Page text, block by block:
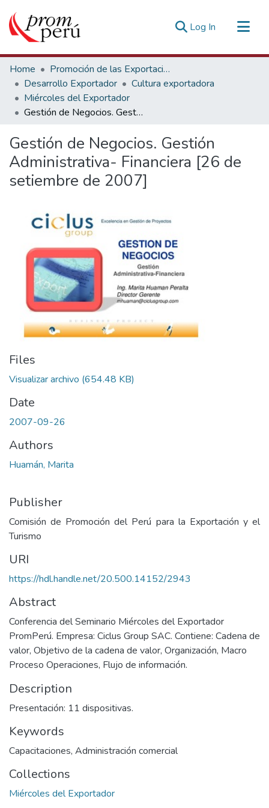
Log In (current)
Communities & Collections
All of DSpace
Statistics
Estadísticas Externas
Home
Promoción de las Exportaciones
Desarrollo Exportador
Cultura exportadora
Miércoles del Exportador
Gestión de Negocios. Gestión Administrativa- Financiera [26 de setiembre de 2007]
Gestión de Negocios. Gestión
Administrativa- Financiera [26 de
setiembre de 2007]
Files
Visualizar archivo (654.48 KB)
Date
2007-09-26
Authors
Huamán, Marita
Publisher
Comisión de Promoción del Perú para la Exportación y el
Turismo
URI
https://hdl.handle.net/20.500.14152/2943
Abstract
Conferencia del Seminario Miércoles del Exportador
PromPerú. Empresa: Ciclus Group SAC. Contiene: Cadena de
valor, Objetivo de la cadena de valor, Organización, Macro
Proceso Operaciones, Flujo de información.
Description
Presentación: 11 dispositivas.
Keywords
Capacitaciones, Administración comercial
Collections
Miércoles del Exportador